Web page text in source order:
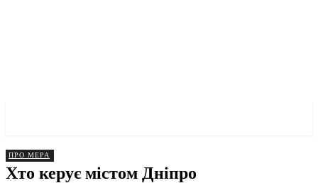
ПРО МЕРА
Хто керує містом Дніпро